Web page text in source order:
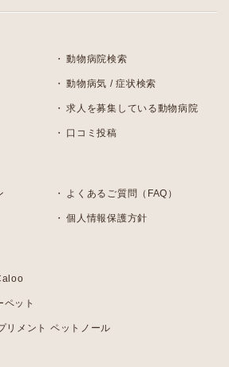
動物病院検索
動物病気 / 症状検索
求人を募集している動物病院
口コミ投稿
よくあるご質問（FAQ）
個人情報保護方針
ペット
リメント ペットノール